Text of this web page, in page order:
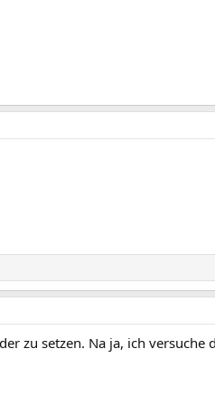
zu setzen. Na ja, ich versuche